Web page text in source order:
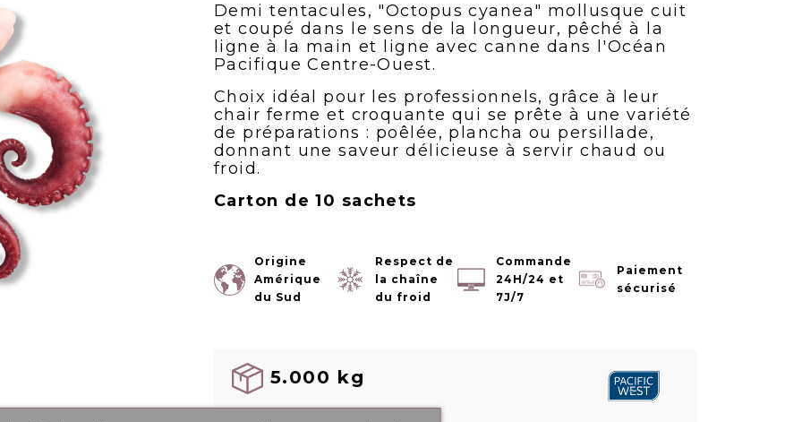
Demi tentacules, "Octopus cyanea" mollusque cuit
et coupé dans le sens de la longueur, pêché à la
ligne à la main et ligne avec canne dans l'Océan
Pacifique Centre-Ouest.
Choix idéal pour les professionnels, grâce à leur
chair ferme et croquante qui se prête à une variété
de préparations : poêlée, plancha ou persillade,
donnant une saveur délicieuse à servir chaud ou
froid.
Carton de 10 sachets
Origine
Amérique
du Sud
Respect de
la chaîne
du froid
Commande
24H/24 et
7J/7
Paiement
sécurisé
5.000 kg